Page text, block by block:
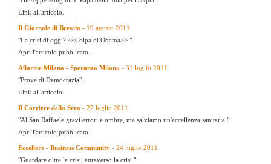
Link all'articolo.
Il Giornale di Brescia - 19 agosto 2011
"La crisi di oggi? <<Colpa di Obama>> ".
Apri l'articolo pubblicato.
Allarme Milano - Speranza Milano - 31 luglio 2011
"Prove di Democrazia".
Link all'articolo.
Il Corriere della Sera - 27 luglio 2011
"Al San Raffaele gravi errori e ombre, ma salviamo un'eccellenza sanitaria ".
Apri l'articolo pubblicato.
Eccellere - Business Community - 24 luglio 2011
"Guardare oltre la crisi, attraverso la crisi ".